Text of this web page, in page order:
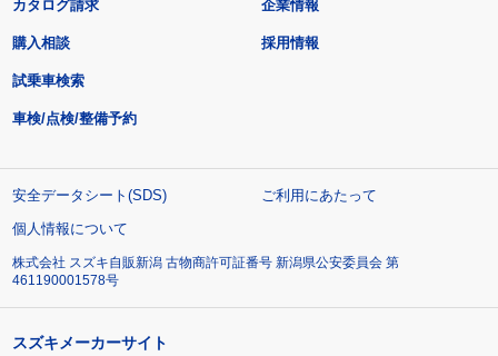
カタログ請求
購入相談
試乗車検索
車検/点検/整備予約
企業情報
採用情報
安全データシート(SDS)
ご利用にあたって
個人情報について
株式会社 スズキ自販新潟 古物商許可証番号 新潟県公安委員会 第
461190001578号
スズキメーカーサイト